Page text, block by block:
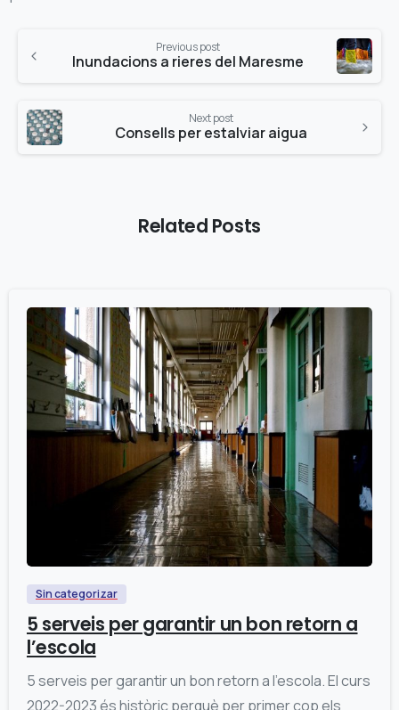
Reading
Previous post
Inundacions a rieres del Maresme
Next post
Consells per estalviar aigua
Related Posts
0
Sin categorizar
5 serveis per garantir un bon retorn a
l’escola
5 serveis per garantir un bon retorn a l’escola. El curs
2022-2023 és històric perquè per primer cop els